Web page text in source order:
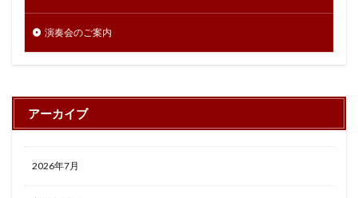
演奏会のご案内
アーカイブ
2026年7月